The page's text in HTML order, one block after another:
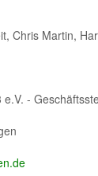
Chris Martin,
-